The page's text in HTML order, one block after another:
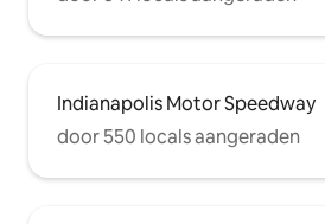
Indianapolis Motor Speedway
door 550 locals aangeraden